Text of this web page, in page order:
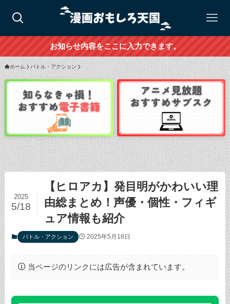
お知らせ内容をここに入力できます。
ホーム バトル・アクション
【ヒロアカ】発目明がかわいい理
由総まとめ！声優・個性・フィギ
ュア情報も紹介
2025
5/18
バトル・アクション 2025年5月18日
当ページのリンクには広告が含まれています。